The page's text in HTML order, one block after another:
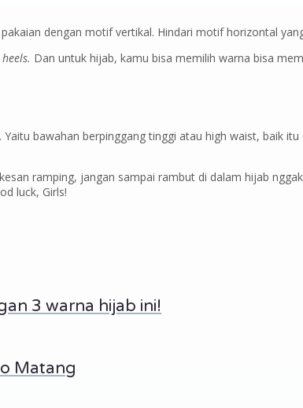
dengan motif vertikal. Hindari motif horizontal
heels. Dan untuk hijab, kamu bisa memilih warna bisa
bawahan berpinggang tinggi atau high waist, baik
ramping, jangan sampai rambut di dalam hijab
luck, Girls!
3 warna hijab ini!
Matang